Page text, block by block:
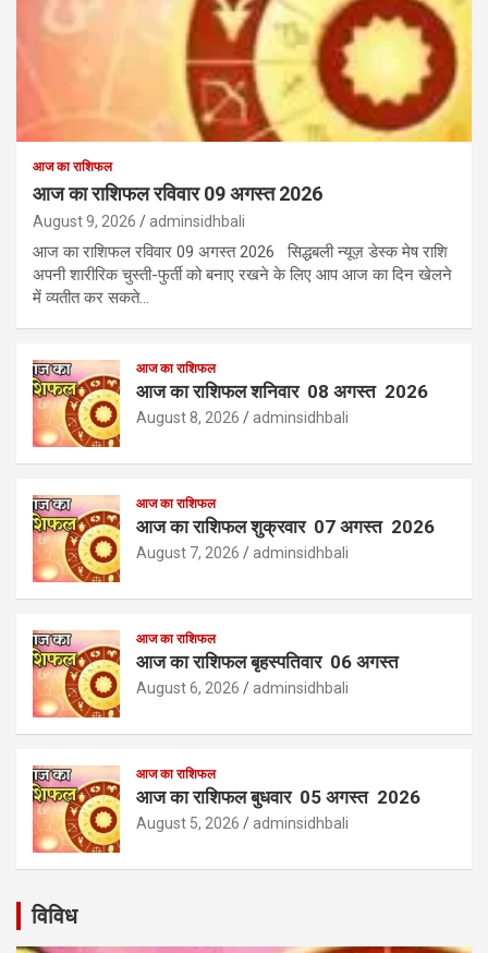
आज का राशिफल
आज का राशिफल रविवार 09 अगस्त 2026
August 9, 2026 adminsidhbali
आज का राशिफल रविवार 09 अगस्त 2026 सिद्धबली न्यूज़ डेस्क मेष राशि
अपनी शारीरिक चुस्ती-फुर्ती को बनाए रखने के लिए आप आज का दिन खेलने
में व्यतीत कर सकते…
आज का राशिफल
आज का राशिफल शनिवार 08 अगस्त 2026
August 8, 2026 adminsidhbali
आज का राशिफल
आज का राशिफल शुक्रवार 07 अगस्त 2026
August 7, 2026 adminsidhbali
आज का राशिफल
आज का राशिफल बृहस्पतिवार 06 अगस्त
August 6, 2026 adminsidhbali
आज का राशिफल
आज का राशिफल बुधवार 05 अगस्त 2026
August 5, 2026 adminsidhbali
विविध